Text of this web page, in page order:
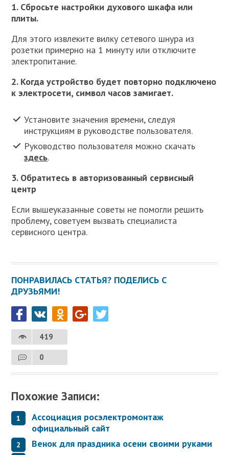
1. Сбросьте настройки духового шкафа или
плиты.
Для этого извлеките вилку сетевого шнура из
розетки примерно на 1 минуту или отключите
электропитание.
2. Когда устройство будет повторно подключено
к электросети, символ часов замигает.
Установите значения времени, следуя
инструкциям в руководстве пользователя.
Руководство пользователя можно скачать
здесь.
3. Обратитесь в авторизованный сервисный
центр
Если вышеуказанные советы не помогли решить
проблему, советуем вызвать специалиста
сервисного центра.
ПОНРАВИЛАСЬ СТАТЬЯ? ПОДЕЛИСЬ С
ДРУЗЬЯМИ!
419
0
Похожие Записи:
Ассоциация росэлектромонтаж
официальный сайт
Венок для праздника осени своими руками